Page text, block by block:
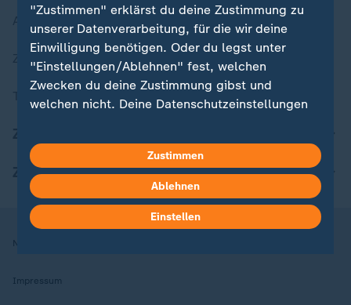
Aktuelle Sendungs-Videos
ZDFheute Stories
Themen im Überblick
ZDFheute Apps
Nutzungsbedingungen
Impressum
"Zustimmen" erklärst du deine Zustimmung zu
unserer Datenverarbeitung, für die wir deine
Einwilligung benötigen. Oder du legst unter
"Einstellungen/Ablehnen" fest, welchen
Zwecken du deine Zustimmung gibst und
welchen nicht. Deine Datenschutzeinstellungen
in deinen Einstellungen widerrufen oder ändern.
Hier findest du das Impressum.
Weitere Informationen findest du in unserer
Datenschutzerklärung.
Zustimmen
Ablehnen
Einstellen